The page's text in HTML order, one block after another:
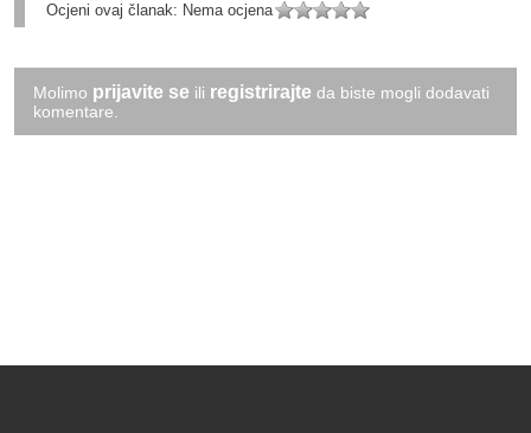
Ocjeni ovaj članak: Nema ocjena
Molimo prijavite se ili registrirajte da biste mogli dodavati
komentare.